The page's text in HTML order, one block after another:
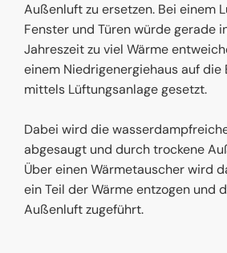
Außenluft zu ersetzen. Bei einem
Fenster und Türen würde gerade
Jahreszeit zu viel Wärme
einem Niedrigenergiehaus auf die
mittels Lüftungsanlage gesetzt.
Dabei wird die
abgesaugt und durch trockene
Über einen Wärmetauscher wird
ein Teil der Wärme entzogen und
Außenluft zugeführt.